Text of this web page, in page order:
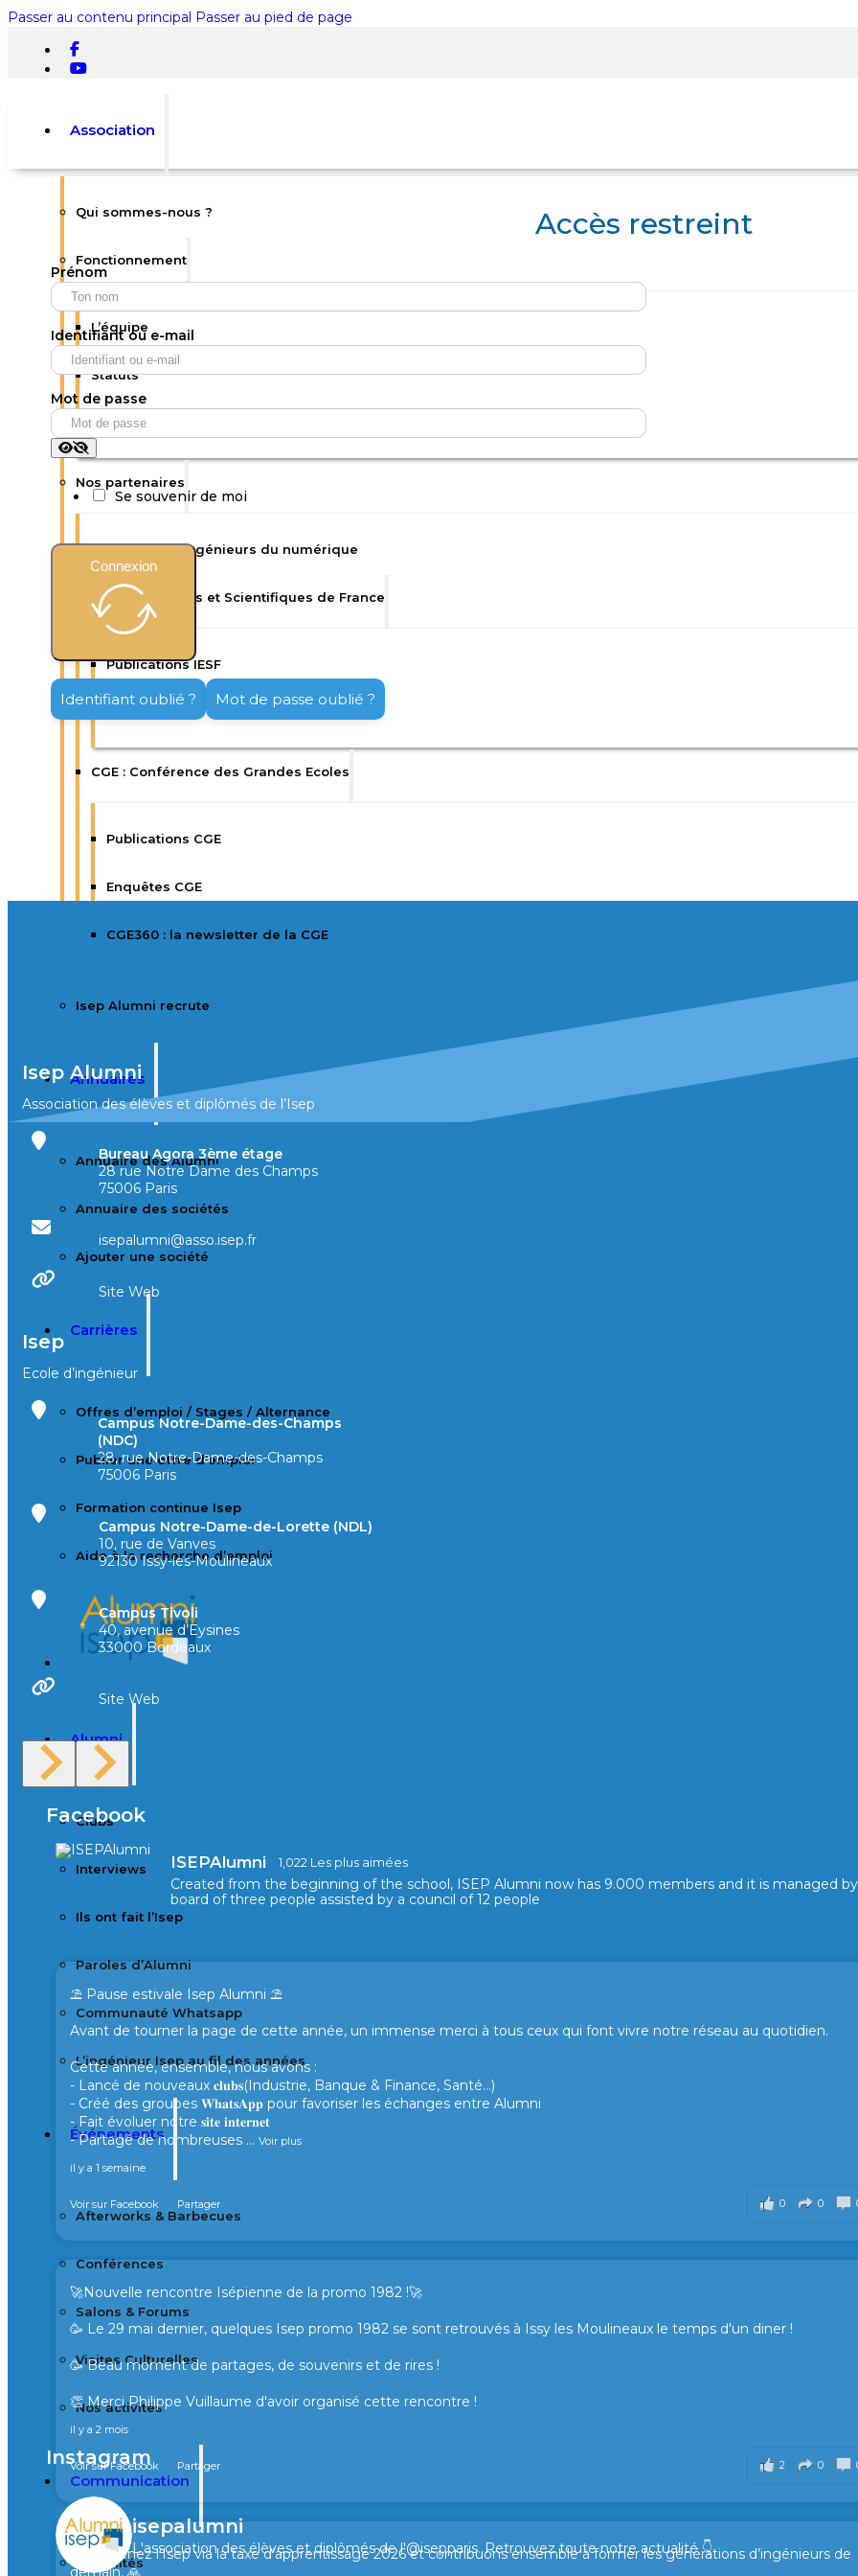
Passer au contenu principal Passer au pied de page
Rechercher sur le site
Rechercher
0
Votre panier est vide.
Boutique
Association
Qui sommes-nous ?
Fonctionnement
L’équipe
Statuts
Règlement intérieur
Nos partenaires
Isep : Ecole d’ingénieurs du numérique
IESF : Ingénieurs et Scientifiques de France
Publications IESF
CGE : Conférence des Grandes Ecoles
Publications CGE
Enquêtes CGE
CGE360 : la newsletter de la CGE
Isep Alumni recrute
Annuaires
Annuaire des Alumni
Annuaire des sociétés
Ajouter une société
Carrières
Offres d’emploi / Stages / Alternance
Publier une offre d’emploi
Formation continue Isep
Aide à la recherche d’emploi
Alumni
Clubs
Interviews
Ils ont fait l’Isep
Paroles d’Alumni
Communauté Whatsapp
L’ingénieur Isep au fil des années
Événements
Afterworks & Barbecues
Conférences
Salons & Forums
Visites Culturelles
Nos activités
Communication
Actualités
Accès restreint
Prénom
Identifiant ou e-mail
Mot de passe
Se souvenir de moi
Connexion
Identifiant oublié ? Mot de passe oublié ?
Isep Alumni
Association des élèves et diplômés de l’Isep
Bureau Agora 3ème étage
28 rue Notre Dame des Champs
75006 Paris
isepalumni@asso.isep.fr
Site Web
Isep
Ecole d’ingénieur
Campus Notre-Dame-des-Champs
(NDC)
28, rue Notre-Dame-des-Champs
75006 Paris
Campus Notre-Dame-de-Lorette (NDL)
10, rue de Vanves
92130 Issy-les-Moulineaux
Campus Tivoli
40, avenue d’Eysines
33000 Bordeaux
Site Web
Facebook
ISEPAlumni 1,022 Les plus aimées
Created from the beginning of the school, ISEP Alumni now has 9.000 members and it is managed
board of three people assisted by a council of 12 people
⛱️ Pause estivale Isep Alumni ⛱️
Avant de tourner la page de cette année, un immense merci à tous ceux qui font vivre notre réseau au quotidien.
Cette année, ensemble, nous avons :
- Lancé de nouveaux 𝐜𝐥𝐮𝐛𝐬(Industrie, Banque & Finance, Santé...)
- Créé des groupes 𝐖𝐡𝐚𝐭𝐬𝐀𝐩𝐩 pour favoriser les échanges entre Alumni
- Fait évoluer notre 𝐬𝐢𝐭𝐞 𝐢𝐧𝐭𝐞𝐫𝐧𝐞𝐭
- Partagé de nombreuses ... Voir plus
il y a 1 semaine
0 0
Voir sur Facebook · Partager
🚀Nouvelle rencontre Isépienne de la promo 1982 !🚀
🥳 Le 29 mai dernier, quelques Isep promo 1982 se sont retrouvés à Issy les Moulineaux le temps d'un diner !
🥳 Beau moment de partages, de souvenirs et de rires !
👏 Merci Philippe Vuillaume d'avoir organisé cette rencontre !
il y a 2 mois
2 0
Voir sur Facebook · Partager
🙏 Soutenez l’Isep via la taxe d’apprentissage 2026 et contribuons ensemble à former les générations d’ingénieurs de
demain. 🙏
Instagram
isepalumni
L'association des élèves et diplômés de l'@isepparis.Retrouvez toute notre actualité 👇